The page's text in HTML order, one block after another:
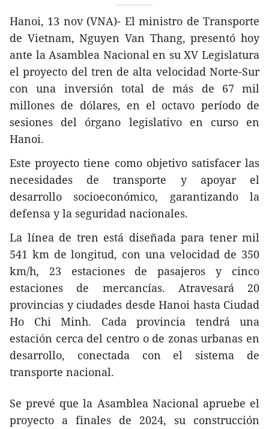
Hanoi, 13 nov (VNA)- El ministro de Transporte
de Vietnam, Nguyen Van Thang, presentó hoy
ante la Asamblea Nacional en su XV Legislatura
el proyecto del tren de alta velocidad Norte-Sur
con una inversión total de más de 67 mil
millones de dólares, en el octavo período de
sesiones del órgano legislativo en curso en
Hanoi.
Este proyecto tiene como objetivo satisfacer las
necesidades de transporte y apoyar el
desarrollo socioeconómico, garantizando la
defensa y la seguridad nacionales.
La línea de tren está diseñada para tener mil
541 km de longitud, con una velocidad de 350
km/h, 23 estaciones de pasajeros y cinco
estaciones de mercancías. Atravesará 20
provincias y ciudades desde Hanoi hasta Ciudad
Ho Chi Minh. Cada provincia tendrá una
estación cerca del centro o de zonas urbanas en
desarrollo, conectada con el sistema de
transporte nacional.
Se prevé que la Asamblea Nacional apruebe el
proyecto a finales de 2024, su construcción